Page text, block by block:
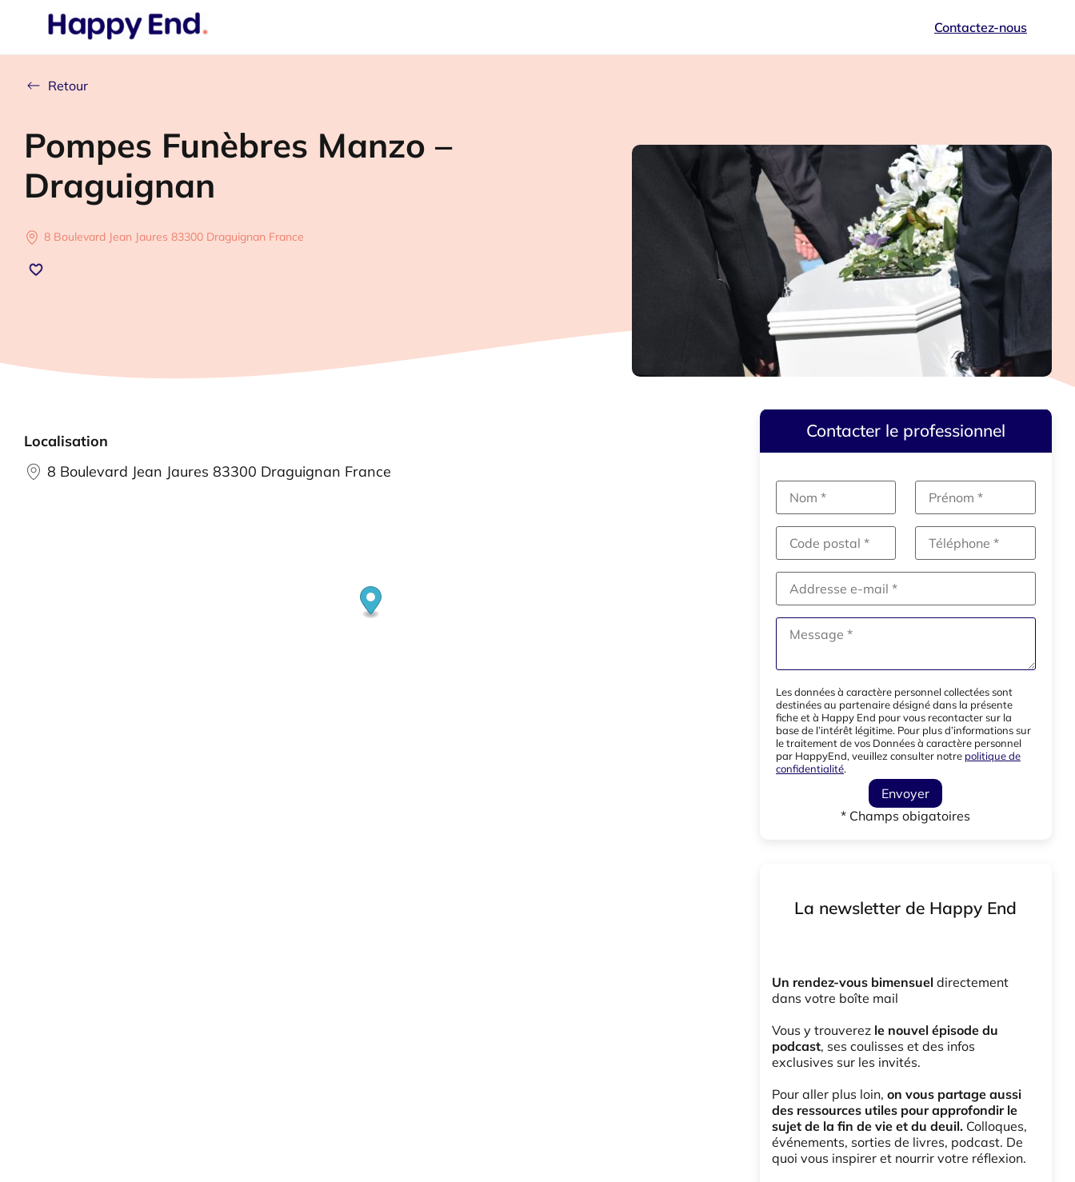
Contactez-nous
Retour
Pompes Funèbres Manzo –
Draguignan
8 Boulevard Jean Jaures 83300 Draguignan France
Localisation
8 Boulevard Jean Jaures 83300 Draguignan France
Contacter le professionnel
Les données à caractère personnel collectées sont
destinées au partenaire désigné dans la présente
fiche et à Happy End pour vous recontacter sur la
base de l’intérêt légitime. Pour plus d’informations sur
le traitement de vos Données à caractère personnel
par HappyEnd, veuillez consulter notre politique de
confidentialité.
Envoyer
* Champs obigatoires
La newsletter de Happy End
Un rendez-vous bimensuel directement
dans votre boîte mail
Vous y trouverez le nouvel épisode du
podcast, ses coulisses et des infos
exclusives sur les invités.
Pour aller plus loin, on vous partage aussi
des ressources utiles pour approfondir le
sujet de la fin de vie et du deuil. Colloques,
événements, sorties de livres, podcast. De
quoi vous inspirer et nourrir votre réflexion.